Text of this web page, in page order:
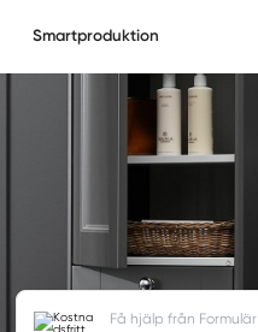
Smartproduktion
Få hjälp från Formulär